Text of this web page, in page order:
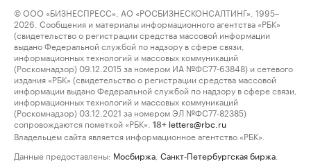
© ООО «БИЗНЕСПРЕСС», АО «РОСБИЗНЕСКОНСАЛТИНГ», 1995–
2026. Сообщения и материалы информационного агентства «РБК»
(свидетельство о регистрации средства массовой информации
выдано Федеральной службой по надзору в сфере связи,
информационных технологий и массовых коммуникаций
(Роскомнадзор) 09.12.2015 за номером ИА №ФС77-63848) и сетевого
издания «РБК» (свидетельство о регистрации средства массовой
информации выдано Федеральной службой по надзору в сфере связи,
информационных технологий и массовых коммуникаций
(Роскомнадзор) 03.12.2021 за номером ЭЛ №ФС77-82385)
сопровождаются пометкой «РБК».
18+ letters@rbc.ru
Владельцем сайта является информационное агентство «РБК».
Данные предоставлены: Мосбиржа Санкт-Петербургская биржа